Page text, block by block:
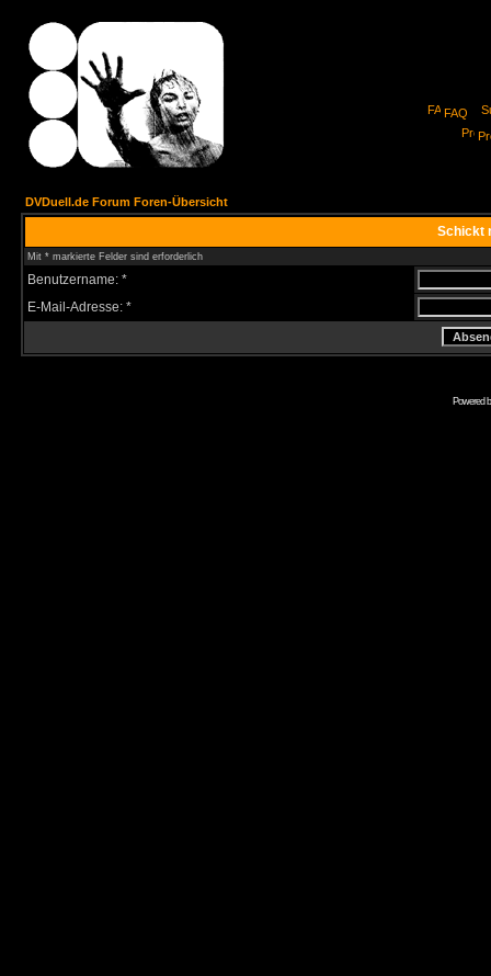
FAQ
DVDuell.de Forum Foren-Übersicht
Schickt
Mit * markierte Felder sind erforderlich
Benutzername: *
E-Mail-Adresse: *
Powered